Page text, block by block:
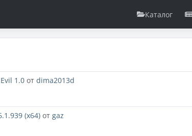
Каталог
1.0 от dima2013d
(x64) от gaz